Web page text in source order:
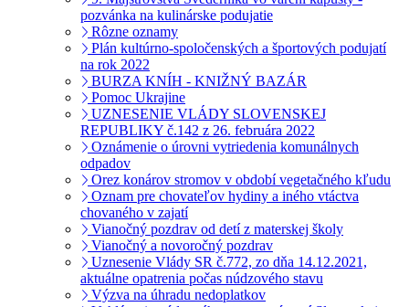
pozvánka na kulinárske podujatie
Rôzne oznamy
Plán kultúrno-spoločenských a športových podujatí
na rok 2022
BURZA KNÍH - KNIŽNÝ BAZÁR
Pomoc Ukrajine
UZNESENIE VLÁDY SLOVENSKEJ
REPUBLIKY č.142 z 26. februára 2022
Oznámenie o úrovni vytriedenia komunálnych
odpadov
Orez konárov stromov v období vegetačného kľudu
Oznam pre chovateľov hydiny a iného vtáctva
chovaného v zajatí
Vianočný pozdrav od detí z materskej školy
Vianočný a novoročný pozdrav
Uznesenie Vlády SR č.772, zo dňa 14.12.2021,
aktuálne opatrenia počas núdzového stavu
Výzva na úhradu nedoplatkov